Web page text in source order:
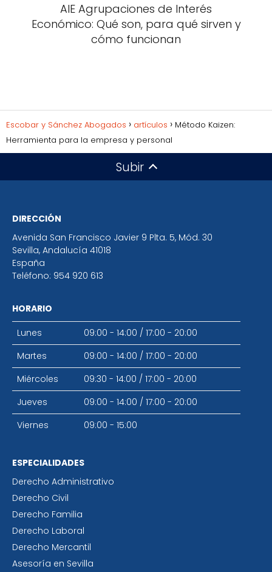
AIE Agrupaciones de Interés
Económico: Qué son, para qué sirven y
cómo funcionan
Escobar y Sánchez Abogados artículos
Método Kaizen:
Herramienta para la empresa y personal
Subir
DIRECCIÓN
Avenida San Francisco Javier 9 Plta. 5, Mód. 30
Sevilla, Andalucía 41018
España
Teléfono: 954 920 613
HORARIO
Lunes
09:00 - 14:00 / 17:00 - 20:00
Martes
09:00 - 14:00 / 17:00 - 20:00
Miércoles
09:30 - 14:00 / 17:00 - 20:00
Jueves
09:00 - 14:00 / 17:00 - 20:00
Viernes
09:00 - 15:00
ESPECIALIDADES
Derecho Administrativo
Derecho Civil
Derecho Familia
Derecho Laboral
Derecho Mercantil
Asesoría en Sevilla